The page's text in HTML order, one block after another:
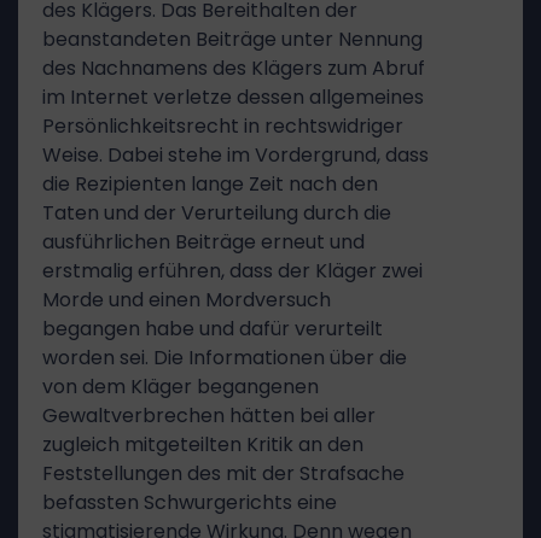
des Klägers. Das Bereithalten der
beanstandeten Beiträge unter Nennung
des Nachnamens des Klägers zum Abruf
im Internet verletze dessen allgemeines
Persönlichkeitsrecht in rechtswidriger
Weise. Dabei stehe im Vordergrund, dass
die Rezipienten lange Zeit nach den
Taten und der Verurteilung durch die
ausführlichen Beiträge erneut und
erstmalig erführen, dass der Kläger zwei
Morde und einen Mordversuch
begangen habe und dafür verurteilt
worden sei. Die Informationen über die
von dem Kläger begangenen
Gewaltverbrechen hätten bei aller
zugleich mitgeteilten Kritik an den
Feststellungen des mit der Strafsache
befassten Schwurgerichts eine
stigmatisierende Wirkung. Denn wegen